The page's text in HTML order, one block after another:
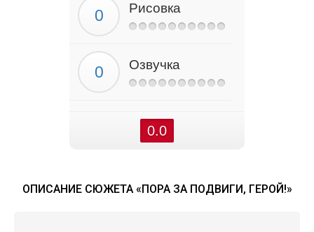
Рисовка
Озвучка
0.0
ОПИСАНИЕ СЮЖЕТА «ПОРА ЗА ПОДВИГИ, ГЕРОЙ!»